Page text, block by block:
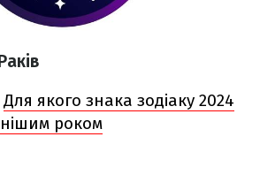
Для якого знака зодіаку 2024
роком